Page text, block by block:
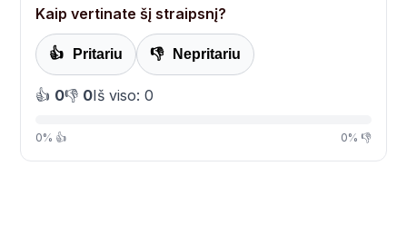
Kaip vertinate šį straipsnį?
👍 Pritariu 👎 Nepritariu
👍 0👎 0Iš viso: 0
0% 👍 0% 👎